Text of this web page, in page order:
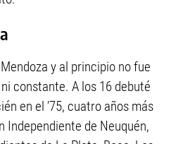
y al principio no fue
constante. A los 16 debuté
en el ’75, cuatro años más
Independiente de Neuquén,